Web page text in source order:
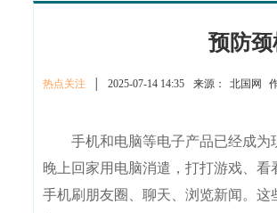
预防
热点关注 2025-07-14 14:35 来源： 北国网
手机和电脑等电子产品已经成为现
晚上回家用电脑消遣，打打游戏、
手机刷朋友圈、聊天、浏览新闻。